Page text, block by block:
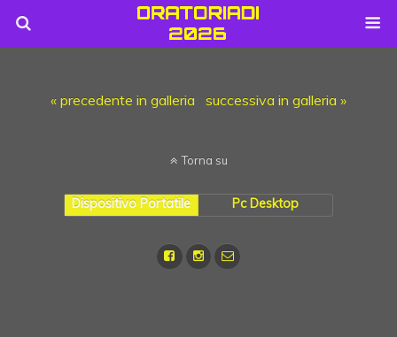
« precedente in galleria successiva in galleria »
Torna su
Dispositivo Portatile Pc Desktop